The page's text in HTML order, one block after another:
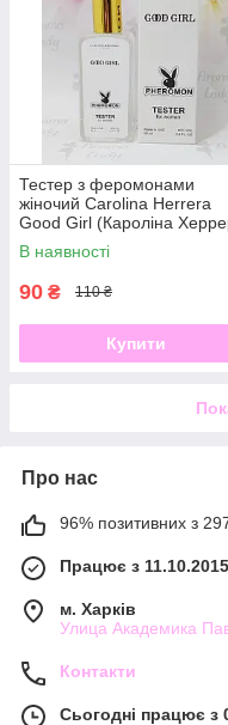
Тестер з феромонами
жіночий Carolina Herrera
Good Girl (Кароліна
Гуд Герл) 65 мл
В наявності
90 ₴ 110 ₴
Купити
Про нас
96% позитивних з
Працює з 11.10.2015
м. Харків
Улица Академика
Контакти
Сьогодні працює з